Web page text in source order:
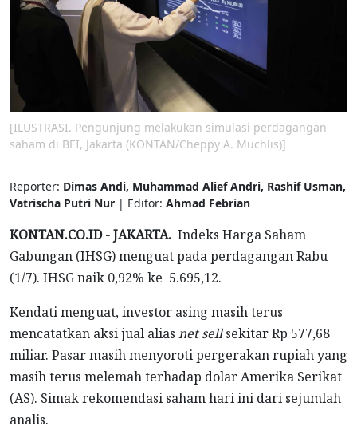
[ILUSTRASI. Pengunjung melakukan simulasi perdagangan
saham di BEI, Jakarta (KONTAN/Cheppy A. Muchlis)]
Reporter: Dimas Andi, Muhammad Alief Andri, Rashif Usman,
Vatrischa Putri Nur | Editor: Ahmad Febrian
KONTAN.CO.ID - JAKARTA. Indeks Harga Saham
Gabungan (IHSG) menguat pada perdagangan Rabu
(1/7). IHSG naik 0,92% ke 5.695,12.
Kendati menguat, investor asing masih terus
mencatatkan aksi jual alias net sellsekitar Rp 577,68
miliar. Pasar masih menyoroti pergerakan rupiah yang
masih terus melemah terhadap dolar Amerika Serikat
(AS). Simak rekomendasi saham hari ini dari sejumlah
analis.